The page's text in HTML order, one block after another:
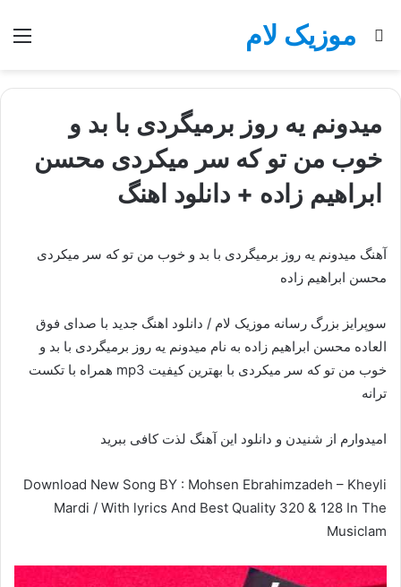
موزیک لام
جستجو
میدونم یه روز برمیگردی با بد و
خوب من تو که سر میکردی محسن
ابراهیم زاده + دانلود اهنگ
آهنگ میدونم یه روز برمیگردی با بد و خوب من تو که سر میکردی
محسن ابراهیم زاده
سوپرایز بزرگ رسانه موزیک لام / دانلود اهنگ جدید با صدای فوق
العاده محسن ابراهیم زاده به نام میدونم یه روز برمیگردی با بد و
خوب من تو که سر میکردی با بهترین کیفیت mp3 همراه با تکست
ترانه
امیدوارم از شنیدن و دانلود این آهنگ لذت کافی ببرید
Download New Song BY : Mohsen Ebrahimzadeh – Kheyli
Mardi / With lyrics And Best Quality 320 & 128 In The
Musiclam